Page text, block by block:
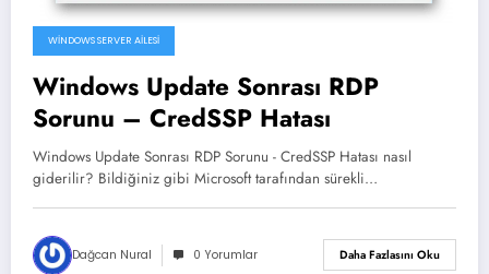
WINDOWS SERVER AILESI
Windows Update Sonrası RDP
Sorunu – CredSSP Hatası
Windows Update Sonrası RDP Sorunu - CredSSP Hatası nasıl
giderilir? Bildiğiniz gibi Microsoft tarafından sürekli…
Dağcan Nural 0 Yorumlar Daha Fazlasını Oku